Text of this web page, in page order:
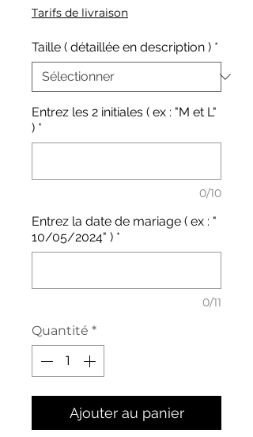
Tarifs de livraison
Taille ( détaillée en description ) *
Entrez les 2 initiales ( ex : "M et L"
) *
0/10
Entrez la date de mariage ( ex : "
10/05/2024" ) *
0/11
Quantité *
Ajouter au panier